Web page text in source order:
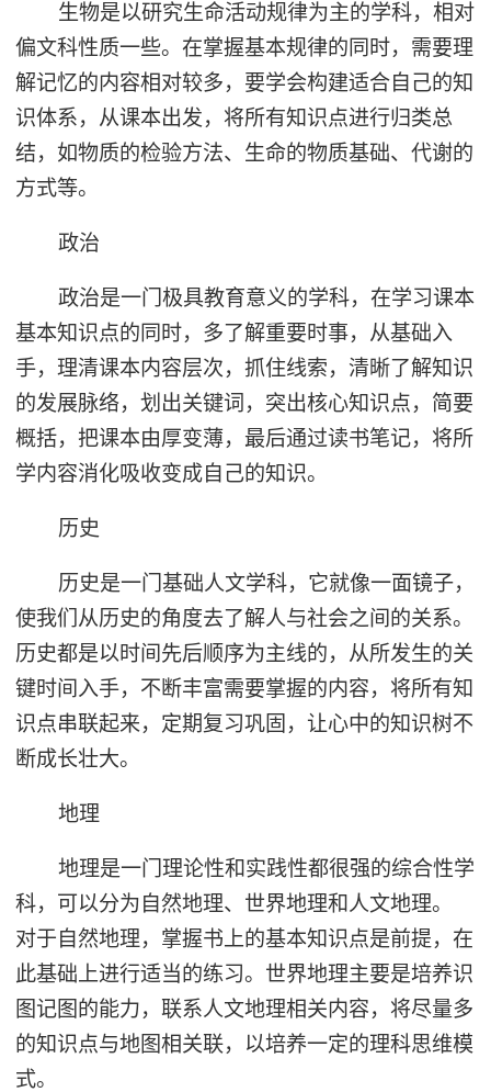
生物是以研究生命活动规律为主的学科，相对
偏文科性质一些。在掌握基本规律的同时，需要理
解记忆的内容相对较多，要学会构建适合自己的知
识体系，从课本出发，将所有知识点进行归类总
结，如物质的检验方法、生命的物质基础、代谢的
方式等。
政治
政治是一门极具教育意义的学科，在学习课本
基本知识点的同时，多了解重要时事，从基础入
手，理清课本内容层次，抓住线索，清晰了解知识
的发展脉络，划出关键词，突出核心知识点，简要
概括，把课本由厚变薄，最后通过读书笔记，将所
学内容消化吸收变成自己的知识。
历史
历史是一门基础人文学科，它就像一面镜子，
使我们从历史的角度去了解人与社会之间的关系。
历史都是以时间先后顺序为主线的，从所发生的关
键时间入手，不断丰富需要掌握的内容，将所有知
识点串联起来，定期复习巩固，让心中的知识树不
断成长壮大。
地理
地理是一门理论性和实践性都很强的综合性学
科，可以分为自然地理、世界地理和人文地理。
对于自然地理，掌握书上的基本知识点是前提，在
此基础上进行适当的练习。世界地理主要是培养识
图记图的能力，联系人文地理相关内容，将尽量多
的知识点与地图相关联，以培养一定的理科思维模
式。